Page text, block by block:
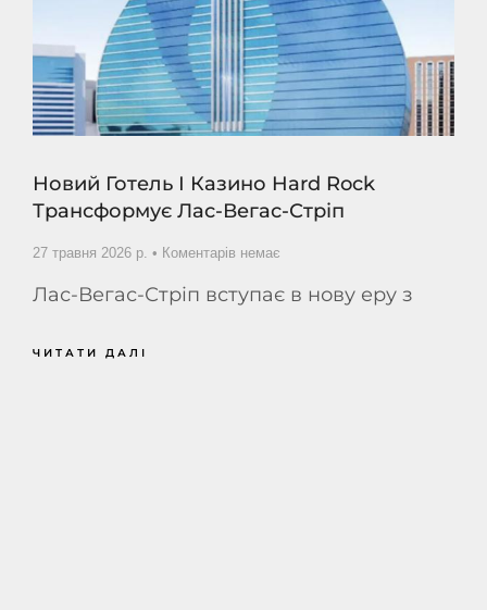
Новий Готель І Казино Hard Rock
Трансформує Лас-Вегас-Стріп
27 травня 2026 р. Коментарів немає
Лас-Вегас-Стріп вступає в нову еру з
ЧИТАТИ ДАЛІ